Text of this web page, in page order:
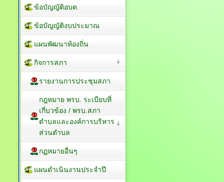
ข้อบัญญัติอบต.
ข้อบัญญัติงบประมาณ
แผนพัฒนาท้องถิ่น
กิจการสภา
รายงานการประชุมสภา
กฎหมาย พรบ. ระเบียบที่
เกี่บวข้อง / พรบ.สภา
ตำบลและองค์การบริหาร
ส่วนตำบล
กฏหมายอื่นๆ
แผนดำเนินงานประจำปี